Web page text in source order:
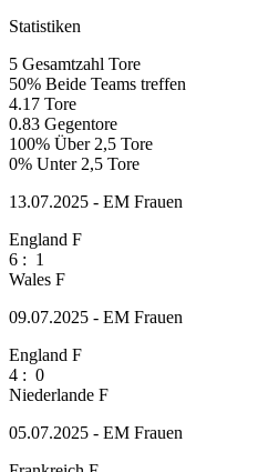
Statistiken
5 Gesamtzahl Tore
50% Beide Teams treffen
4.17 Tore
0.83 Gegentore
100% Über 2,5 Tore
0% Unter 2,5 Tore
13.07.2025 - EM Frauen
England F
6 : 1
Wales F
09.07.2025 - EM Frauen
England F
4 : 0
Niederlande F
05.07.2025 - EM Frauen